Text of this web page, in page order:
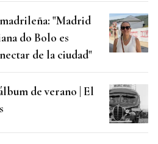
"Madrid
do Bolo es
de la ciudad"
de verano | El